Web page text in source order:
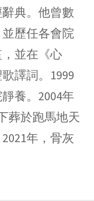
典。他曾數
歷任各會院
並在《心
譯詞。1999
養。2004年
葬於跑馬地天
年，骨灰